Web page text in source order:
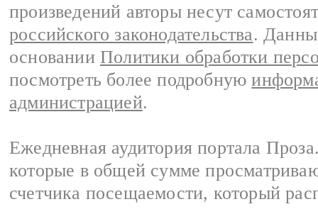
произведений авторы несут
российского законодательства.
основании Политики обработки
посмотреть более подробную
администрацией.
Ежедневная аудитория портала
которые в общей сумме
счетчика посещаемости, который